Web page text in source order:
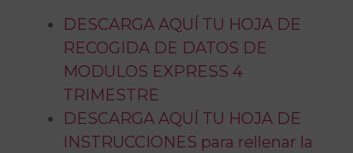
DESCARGA AQUÍ TU HOJA DE
RECOGIDA DE DATOS DE
MODULOS EXPRESS 4
TRIMESTRE
DESCARGA AQUÍ TU HOJA DE
INSTRUCCIONES para rellenar la